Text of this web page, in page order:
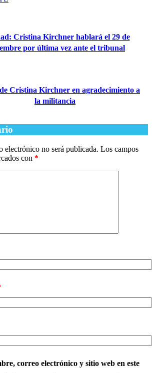
Cristina Kirchner hablará el 29 de
por última vez ante el tribunal
Cristina Kirchner en agradecimiento a
la militancia
electrónico no será publicada. Los campos
con *
correo electrónico y sitio web en este